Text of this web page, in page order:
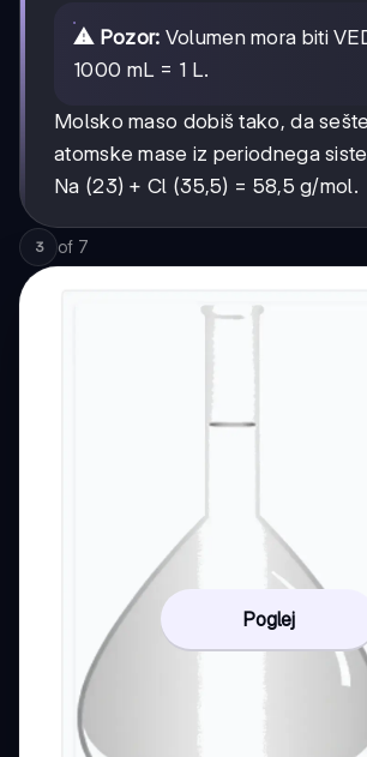
⚠️ Pozor: Volumen mora biti
1000 mL = 1 L.
Molsko maso dobiš tako, da
atomske mase iz periodnega
Na (23) + Cl (35,5) = 58,5 g/mol.
3 of 7
Poglej